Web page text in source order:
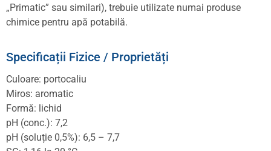
„Primatic” sau similari), trebuie utilizate numai produse
chimice pentru apă potabilă.
Specificații Fizice / Proprietăți
Culoare: portocaliu
Miros: aromatic
Formă: lichid
pH (conc.): 7,2
pH (soluție 0,5%): 6,5 – 7,7